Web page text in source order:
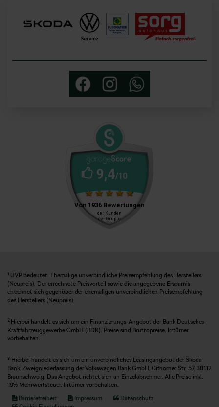
1 UVP bedeutet: Ehemalige unverbindliche Preisempfehlung des Herstellers
(Neupreis). Der errechnete Preisvorteil sowie die angegebene Ersparnis
errechnet sich gegenüber der ehemaligen unverbindlichen Preisempfehlung
des Herstellers (Neupreis).
2 Hierbei handelt es sich um ein Finanzierungs-Angebot der Bank Deutsches
Kraftfahrzeuggewerbe GmbH (BDK). Preise sind Bruttopreise. Irrtümer
vorbehalten.
3 Hierbei handelt es sich um ein unverbindliches Leasingangebot der Škoda
Bank, Zweigniederlassung der Volkswagen Bank GmbH, Gifhorner Str. 57, 38112
Braunschweig. Das Angebot richtet sich an Einzelabnehmer. Alle Preise inkl.
19% Mehrwertsteuer. Irrtümer vorbehalten.
Barrierefreiheit
Impressum
Datenschutz